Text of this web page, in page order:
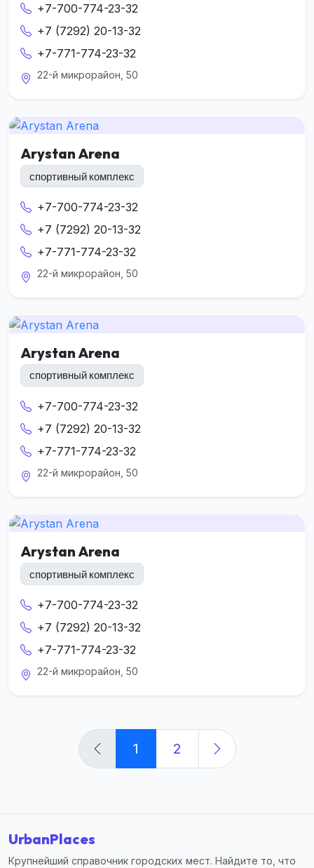
+7-700-774-23-32
+7 (7292) 20-13-32
+7-771-774-23-32
22-й микрорайон, 50
Arystan Arena
спортивный комплекс
+7-700-774-23-32
+7 (7292) 20-13-32
+7-771-774-23-32
22-й микрорайон, 50
Arystan Arena
спортивный комплекс
+7-700-774-23-32
+7 (7292) 20-13-32
+7-771-774-23-32
22-й микрорайон, 50
Arystan Arena
спортивный комплекс
+7-700-774-23-32
+7 (7292) 20-13-32
+7-771-774-23-32
22-й микрорайон, 50
1 2
UrbanPlaces
Крупнейший справочник городских мест. Найдите то, что